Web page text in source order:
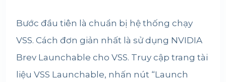
Bước đầu tiên là chuẩn bị hệ thống chạy
VSS. Cách đơn giản nhất là sử dụng NVIDIA
Brev Launchable cho VSS. Truy cập trang tài
liệu VSS Launchable, nhấn nút “Launch